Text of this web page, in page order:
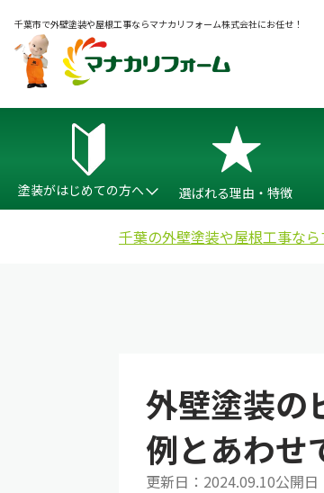
千葉市で外壁塗装や屋根工事ならマナカリフォーム株式会社にお任せ！
塗装がはじめての方へ 選ばれる理由・特徴
千葉の外壁塗装や屋根工事な
外壁塗装の
例とあわせ
更新日： 2024.09.10公開日